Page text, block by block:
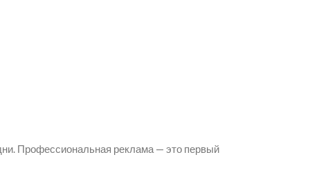
Профессиональная реклама — это первый